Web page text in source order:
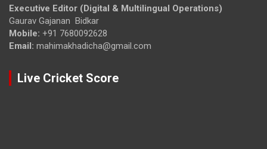
Executive Editor (Digital & Multilingual Operations)
Gaurav Gajanan Bidkar
Mobile: +91 7680092628
Email: mahimakhadicha@gmail.com
Live Cricket Score